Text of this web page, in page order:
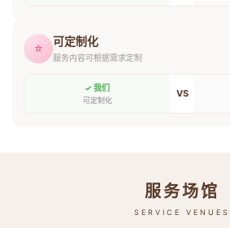
⭐ 可定制化
服务内容可根据需求定制
✓ 我们
可定制化
VS
服务场馆
SERVICE VENUES